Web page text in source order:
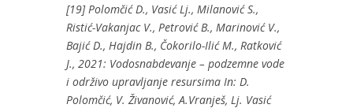
[19] Polomčić D., Vasić Lj., Milanović S.,
Ristić-Vakanjac V., Petrović B., Marinović V.,
Bajić D., Hajdin B., Čokorilo-Ilić M., Ratković
J., 2021: Vodosnabdevanje – podzemne vode
i održivo upravljanje resursima In: D.
Polomčić, V. Živanović, A.Vranješ, Lj. Vasić